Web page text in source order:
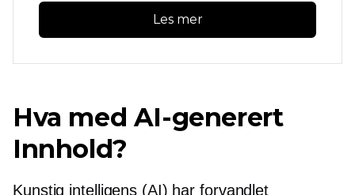
Les mer
Hva med AI-generert
Innhold?
Kunstig intelligens (AI) har forvandlet